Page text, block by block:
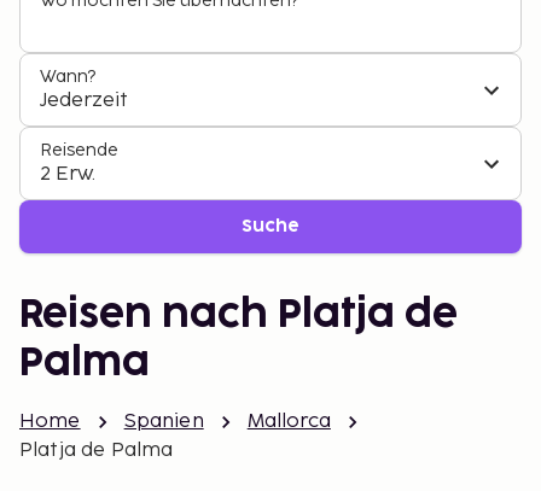
Wann?
Jederzeit
Reisende
2 Erw.
Suche
Reisen nach Platja de
Palma
Home Spanien
Mallorca
Platja de Palma